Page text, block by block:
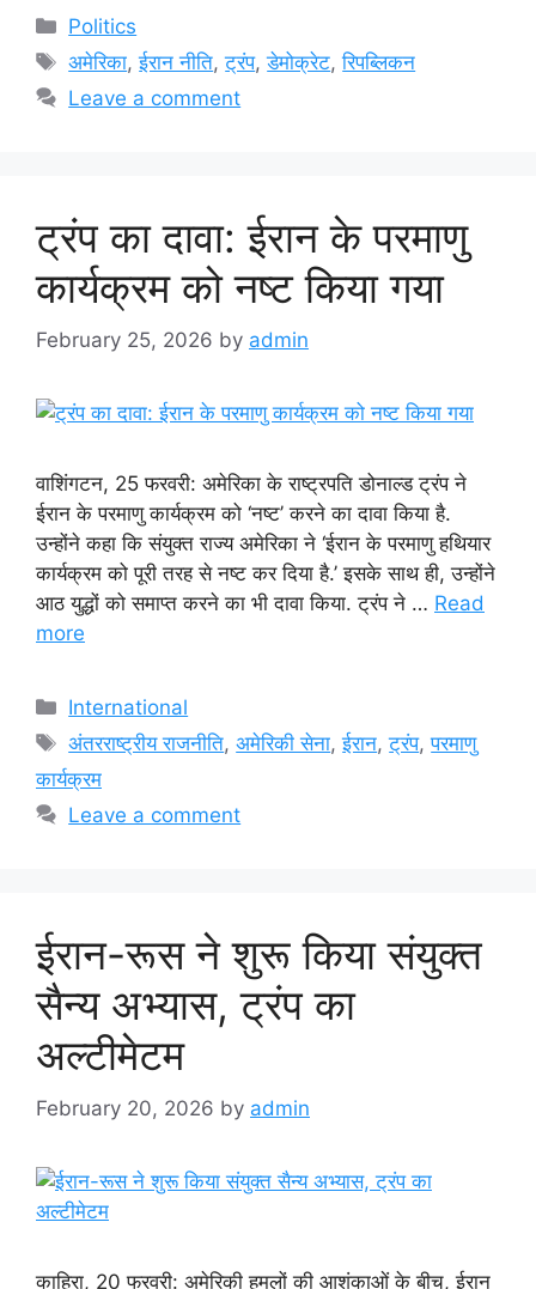
Categories
Politics
Tags
अमेरिका,ईरान नीति,ट्रंप,डेमोक्रेट,रिपब्लिकन
Leave a comment
ट्रंप का दावा: ईरान के परमाणु
कार्यक्रम को नष्ट किया गया
February 25, 2026 by admin
वाशिंगटन, 25 फरवरी: अमेरिका के राष्ट्रपति डोनाल्ड ट्रंप ने
ईरान के परमाणु कार्यक्रम को ‘नष्ट’ करने का दावा किया है.
उन्होंने कहा कि संयुक्त राज्य अमेरिका ने ‘ईरान के परमाणु हथियार
कार्यक्रम को पूरी तरह से नष्ट कर दिया है.’ इसके साथ ही, उन्होंने
आठ युद्धों को समाप्त करने का भी दावा किया. ट्रंप ने … Read
more
Categories
International
Tags
अंतरराष्ट्रीय राजनीति,अमेरिकी सेना,ईरान,ट्रंप,परमाणु
कार्यक्रम
Leave a comment
ईरान-रूस ने शुरू किया संयुक्त
सैन्य अभ्यास, ट्रंप का
अल्टीमेटम
February 20, 2026 by admin
काहिरा, 20 फरवरी: अमेरिकी हमलों की आशंकाओं के बीच, ईरान